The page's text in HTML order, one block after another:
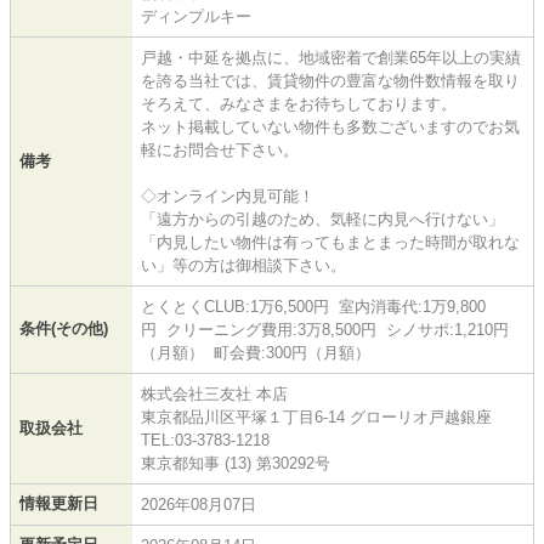
ディンプルキー
備考
戸越・中延を拠点に、地域密着で創業65年以上の実績
を誇る当社では、賃貸物件の豊富な物件数情報を取り
そろえて、みなさまをお待ちしております。
ネット掲載していない物件も多数ございますのでお気
軽にお問合せ下さい。
◇オンライン内見可能！
「遠方からの引越のため、気軽に内見へ行けない」
「内見したい物件は有ってもまとまった時間が取れな
い」等の方は御相談下さい。
条件(その他)
とくとくCLUB:1万6,500円 室内消毒代:1万9,800
円 クリーニング費用:3万8,500円 シノサポ:1,210円
（月額） 町会費:300円（月額）
取扱会社
株式会社三友社 本店
東京都品川区平塚１丁目6-14 グローリオ戸越銀座
TEL:03-3783-1218
東京都知事 (13) 第30292号
情報更新日 2026年08月07日